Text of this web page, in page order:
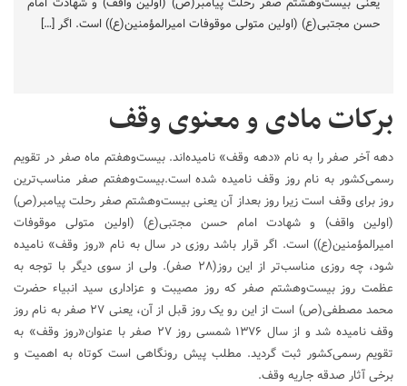
حسن مجتبی(ع) (اولین متولی موقوفات امیرالمؤمنین(ع)) است. اگر […]
برکات مادی و معنوی وقف
دهه آخر صفر را به نام «دهه وقف» نامیده‌اند. بیست‌وهفتم ماه صفر در تقویم
رسمی‌کشور به نام روز وقف نامیده شده است.بیست‌وهفتم صفر مناسب‌ترین
روز برای وقف است زیرا روز بعداز آن یعنی بیست‌وهشتم صفر رحلت پیامبر(ص)
(اولین واقف) و شهادت امام حسن مجتبی(ع) (اولین متولی موقوفات
امیرالمؤمنین(ع)) است. اگر قرار باشد روزی در سال به نام «روز وقف» نامیده
شود، چه روزی مناسب‌تر از این روز(۲۸ صفر). ولی از سوی دیگر با توجه به
عظمت روز بیست‌وهشتم صفر که روز مصیبت و عزاداری سید انبیاء حضرت
محمد مصطفی(ص) است از این رو یک روز قبل از آن، یعنی ۲۷ صفر به نام روز
وقف نامیده شد و از سال ۱۳۷۶ شمسی روز ۲۷ صفر با عنوان«روز وقف» به
تقویم رسمی‌کشور ثبت گردید. مطلب پیش رونگاهی است کوتاه به اهمیت و
برخی آثار صدقه جاریه وقف.